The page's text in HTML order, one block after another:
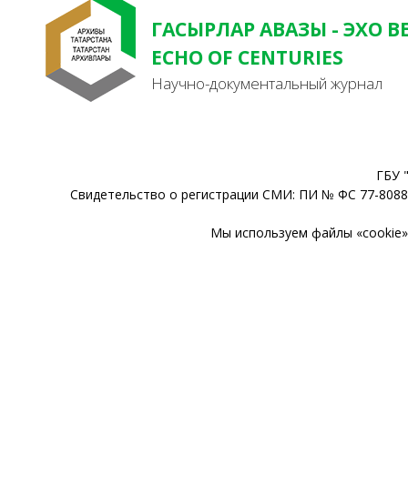
ГАСЫРЛАР АВАЗЫ - ЭХО
ECHO OF CENTURIES
Научно-документальный журнал
ГБУ
Свидетельство о регистрации СМИ: ПИ № ФС 77-
Мы используем файлы «cookie»